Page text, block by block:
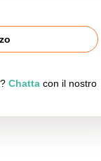
Chattacon il nostro